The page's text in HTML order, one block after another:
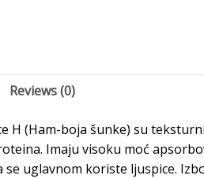
Reviews (0)
H (Ham-boja šunke) su
Imaju visoku moć
se uglavnom koriste ljuspice.